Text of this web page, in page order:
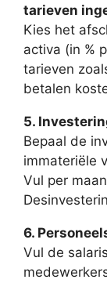
tarieven
Kies het
activa (in %
tarieven
betalen
5.
Bepaal de
immateriële
Vul per
6.
Vul de